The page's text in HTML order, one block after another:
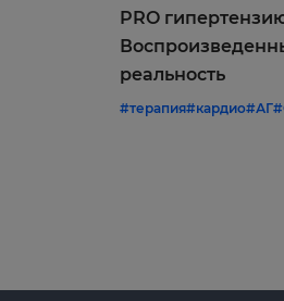
PRO
реальность
#терапия#кардио#АГ